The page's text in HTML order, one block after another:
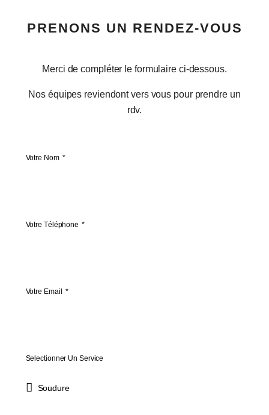
PRENONS UN RENDEZ-VOUS
Merci de compléter le formulaire ci-dessous.
Nos équipes reviendont vers vous pour prendre un
rdv.
Votre Nom
Votre Téléphone
Votre Email
Selectionner Un Service